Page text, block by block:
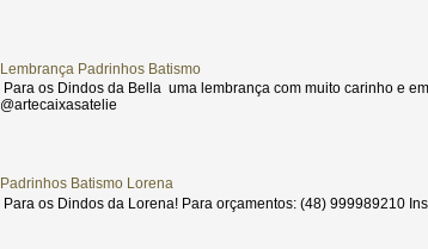
Lembrança Padrinhos Batismo
Para os Dindos da Bella uma lembrança com muito carinho e
@artecaixasatelie
Padrinhos Batismo Lorena
Para os Dindos da Lorena! Para orçamentos: (48) 999989210